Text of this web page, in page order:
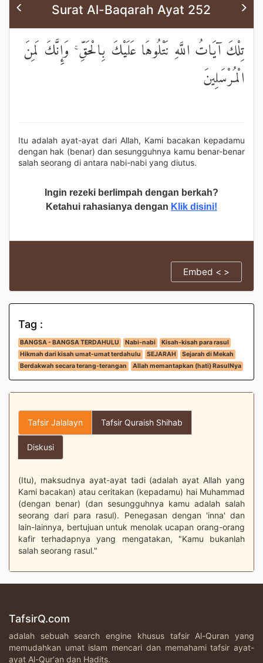
Surat Al-Baqarah Ayat 252
تِلْكَ آيَاتُ اللَّهِ نَتْلُوهَا عَلَيْكَ بِالْحَقِّ ۚ وَإِنَّكَ لَمِنَ
الْمُرْسَلِينَ
Itu adalah ayat-ayat dari Allah, Kami bacakan kepadamu
dengan hak (benar) dan sesungguhnya kamu benar-benar
salah seorang di antara nabi-nabi yang diutus.
Ingin rezeki berlimpah dengan berkah?
Ketahui rahasianya dengan Klik disini!
Embed < >
Tag :
BANGSA - BANGSA TERDAHULU Nabi-nabi
Kisah-kisah para rasul
Hikmah dari kisah umat-umat terdahulu
SEJARAH
Sejarah di Mekah
Berdakwah secara terang-terangan
Allah memantapkan (hati) RasulNya
Tafsir Jalalayn Tafsir Quraish Shihab
Diskusi
(Itu), maksudnya ayat-ayat tadi (adalah ayat Allah yang
Kami bacakan) atau ceritakan (kepadamu) hai Muhammad
(dengan benar) (dan sesungguhnya kamu adalah salah
seorang dari para rasul). Penegasan dengan 'inna' dan
lain-lainnya, bertujuan untuk menolak ucapan orang-orang
kafir terhadapnya yang mengatakan, "Kamu bukanlah
salah seorang rasul."
TafsirQ.com
adalah sebuah search engine khusus tafsir Al-Quran yang
memudahkan umat islam mencari dan memahami tafsir ayat-
ayat Al-Qur'an dan Hadits.